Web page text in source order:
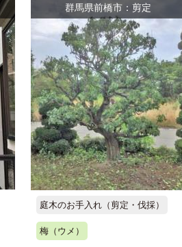
群馬県前橋市：剪定
庭木のお手入れ（剪定・伐採）
梅（ウメ）